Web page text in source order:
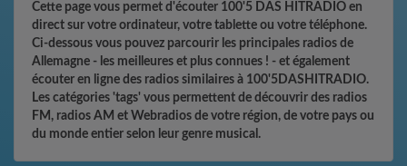
Cette page vous permet d'écouter 100'5 DAS HITRADIO en
direct sur votre ordinateur, votre tablette ou votre téléphone.
Ci-dessous vous pouvez parcourir les principales radios de
Allemagne - les meilleures et plus connues ! - et également
écouter en ligne des radios similaires à 100'5DASHITRADIO.
Les catégories 'tags' vous permettent de découvrir des radios
FM, radios AM et Webradios de votre région, de votre pays ou
du monde entier selon leur genre musical.